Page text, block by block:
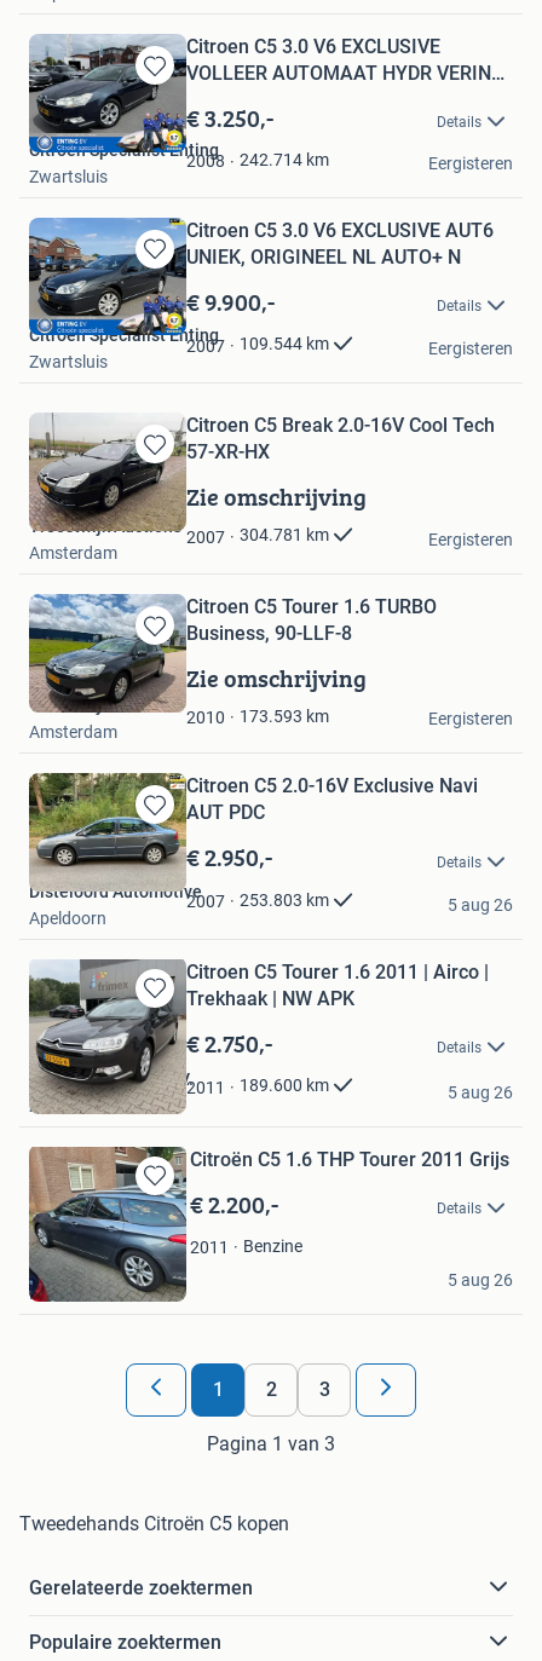
Bewaren
in
Mijn
Favorieten
Citroen C5 3.0 V6 EXCLUSIVE
VOLLEER AUTOMAAT HYDR VERING
€ 3.250,- Details
2008 242.714 km
Citroën Specialist Enting
Zwartsluis
Eergisteren
Bewaren
in
Mijn
Favorieten
Citroen C5 3.0 V6 EXCLUSIVE AUT6
UNIEK, ORIGINEEL NL AUTO+ N
€ 9.900,- Details
2007 109.544 km
Citroën Specialist Enting
Zwartsluis
Eergisteren
Bewaren
in
Mijn
Favorieten
Citroen C5 Break 2.0-16V Cool Tech
57-XR-HX
Zie omschrijving
2007 304.781 km
Troostwijk Auctions
Amsterdam
Eergisteren
Bewaren
in
Mijn
Favorieten
Citroen C5 Tourer 1.6 TURBO
Business, 90-LLF-8
Zie omschrijving
2010 173.593 km
Troostwijk Auctions
Amsterdam
Eergisteren
Bewaren
in
Mijn
Favorieten
Citroen C5 2.0-16V Exclusive Navi
AUT PDC
€ 2.950,- Details
2007 253.803 km
Disteloord Automotive
Apeldoorn
5 aug 26
Bewaren
in
Mijn
Favorieten
Citroen C5 Tourer 1.6 2011 | Airco |
Trekhaak | NW APK
€ 2.750,- Details
2011 189.600 km
M&N Automotive B.V.
Zevenhuizen
5 aug 26
Bewaren
in
Mijn
Favorieten
Citroën C5 1.6 THP Tourer 2011 Grijs
€ 2.200,- Details
2011
Benzine
B
Kerkrade
5 aug 26
1 2 3
Pagina 1 van 3
Tweedehands Citroën C5 kopen
Gerelateerde zoektermen
Populaire zoektermen